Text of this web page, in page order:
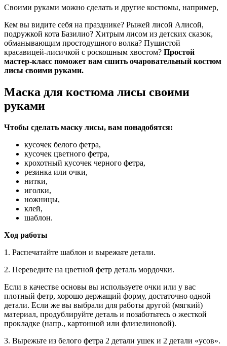
Своими руками можно сделать и другие костюмы, например,
Кем вы видите себя на празднике? Рыжей лисой Алисой,
подружкой кота Базилио? Хитрым лисом из детских сказок,
обманывающим простодушного волка? Пушистой
красавицей-лисичкой с роскошным хвостом? Простой
мастер-класс поможет вам сшить очаровательный костюм
лисы своими руками.
Маска для костюма лисы своими
руками
Чтобы сделать маску лисы, вам понадобятся:
кусочек белого фетра,
кусочек цветного фетра,
крохотный кусочек черного фетра,
резинка или очки,
нитки,
иголки,
ножницы,
клей,
шаблон.
Ход работы
1. Распечатайте шаблон и вырежьте детали.
2. Переведите на цветной фетр деталь мордочки.
Если в качестве основы вы используете очки или у вас
плотный фетр, хорошо держащий форму, достаточно одной
детали. Если же вы выбрали для работы другой (мягкий)
материал, продублируйте деталь и позаботьтесь о жесткой
прокладке (напр., картонной или флизелиновой).
3. Вырежьте из белого фетра 2 детали ушек и 2 детали «усов».